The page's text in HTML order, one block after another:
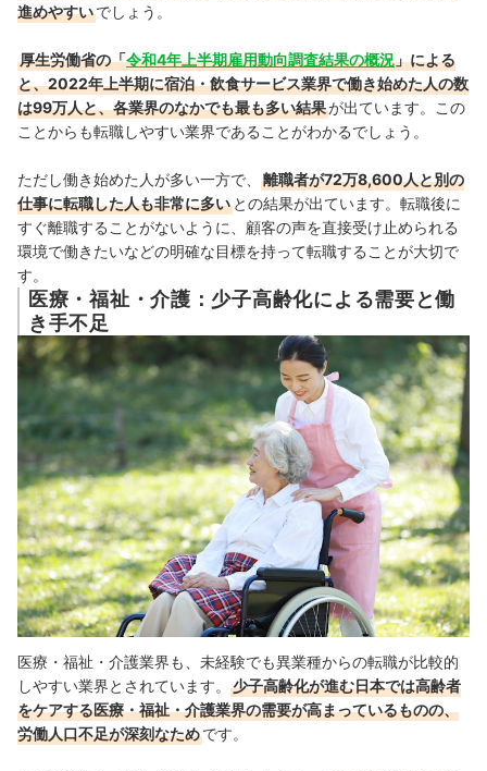
進めやすいでしょう。
厚生労働省の「令和4年上半期雇用動向調査結果の概況」による
と、2022年上半期に宿泊・飲食サービス業界で働き始めた人の数
は99万人と、各業界のなかでも最も多い結果が出ています。この
ことからも転職しやすい業界であることがわかるでしょう。
ただし働き始めた人が多い一方で、
離職者が72万8,600人と別の
仕事に転職した人も非常に多い との結果が出ています。転職後に
すぐ離職することがないように、顧客の声を直接受け止められる
環境で働きたいなどの明確な目標を持って転職することが大切で
す。
医療・福祉・介護：少子高齢化による需要と働
き手不足
医療・福祉・介護業界も、未経験でも異業種からの転職が比較的
しやすい業界とされています。
少子高齢化が進む日本では高齢者
をケアする医療・福祉・介護業界の需要が高まっているものの、
労働人口不足が深刻なためです。